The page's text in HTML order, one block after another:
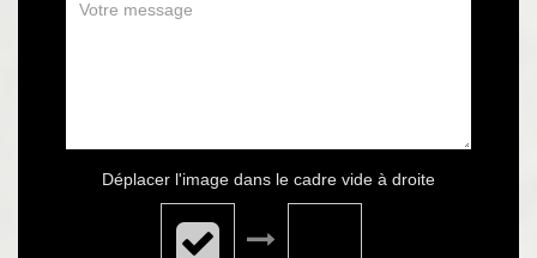
Déplacer l'image dans le cadre vide à droite